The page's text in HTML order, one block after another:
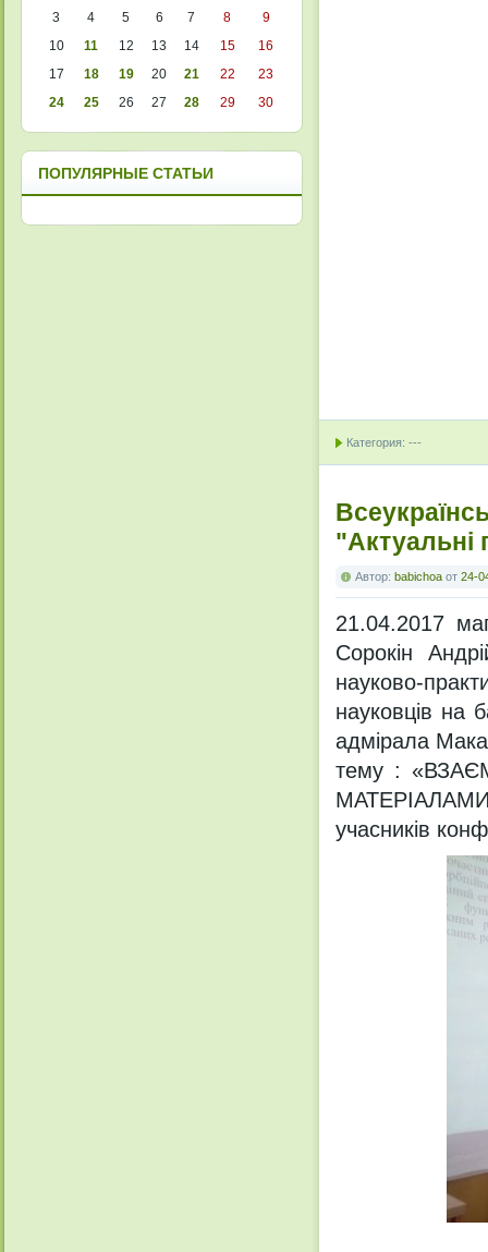
Категория: ---
"Актуальні
Автор: babichoa от 24-
21.04.2017
Сорокін
науково-
науковців на
адмірала
тему :
учасників
3
4 5 6 7 8
9
10
11 12 13 14 15
16
17
18 19 20 21 22
23
24
25 26 27 28 29 30
ПОПУЛЯРНЫЕ СТАТЬИ